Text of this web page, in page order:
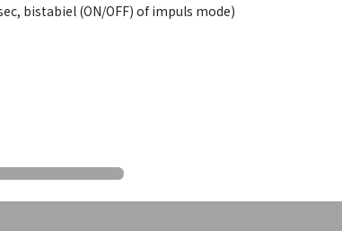
bistabiel (ON/OFF) of impuls mode)